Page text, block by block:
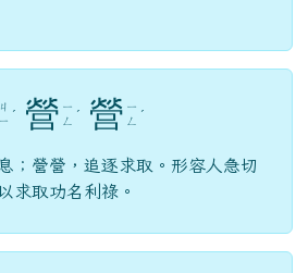
ㄐ
ㄧ ˊ 營 ㄧ
ㄥ
ˊ 營 ㄧ
ㄥ
ˊ
；營營，追逐求取。形容人急切
求取功名利祿。